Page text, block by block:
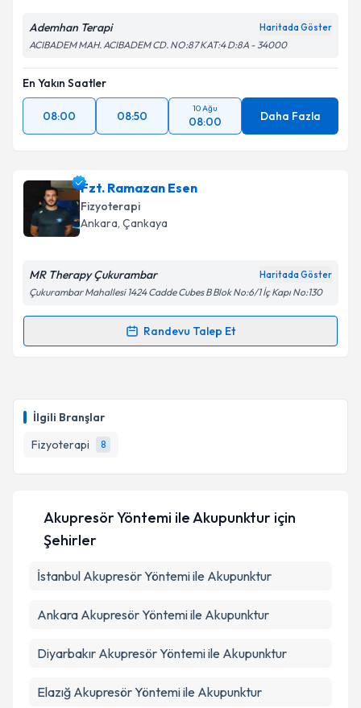
İlgili Branşlar
Fizyoterapi
8
Ademhan Terapi Haritada Göster
ACIBADEM MAH. ACIBADEM CD. NO:87 KAT:4 D:8A - 34000
En Yakın Saatler
08:00 08:50
10 Ağu
08:00 Daha Fazla
Fzt. Ramazan Esen
Fizyoterapi
Ankara, Çankaya
MR Therapy Çukurambar Haritada Göster
Çukurambar Mahallesi 1424 Cadde Cubes B Blok No:6/1 İç Kapı No:130
Randevu Talep Et
Randevu Takvimi Talebi
takvim hazırlandığında e-posta ile bilgilendireceğiz.
E-posta Adresiniz
Kişisel verilerimin işlenmesine ilişkin
kapsamda işlenmesini kabul ediyorum.
Takvim Talebini Gönder
Akupresör Yöntemi ile Akupunkturiçin
Şehirler
İstanbul Akupresör Yöntemi ile Akupunktur
Ankara Akupresör Yöntemi ile Akupunktur
Diyarbakır Akupresör Yöntemi ile Akupunktur
Elazığ Akupresör Yöntemi ile Akupunktur